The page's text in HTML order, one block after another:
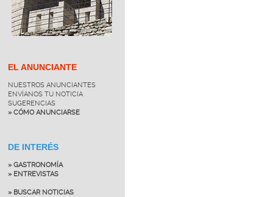
EL ANUNCIANTE
NUESTROS ANUNCIANTES
ENVÍANOS TU NOTICIA
SUGERENCIAS
» CÓMO ANUNCIARSE
DE INTERÉS
» GASTRONOMÍA
» ENTREVISTAS
» BUSCAR NOTICIAS